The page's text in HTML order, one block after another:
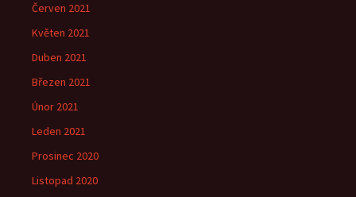
Červen 2021
Květen 2021
Duben 2021
Březen 2021
Únor 2021
Leden 2021
Prosinec 2020
Listopad 2020